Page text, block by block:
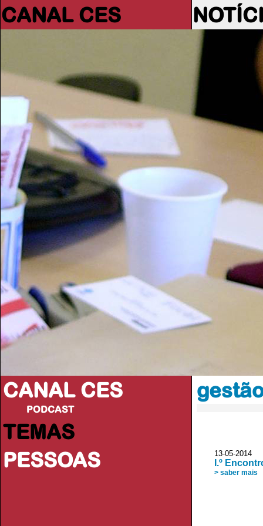
CANAL CES
CANAL CES
PODCAST
TEMAS
PESSOAS
13-05-
I.º
> saber mais